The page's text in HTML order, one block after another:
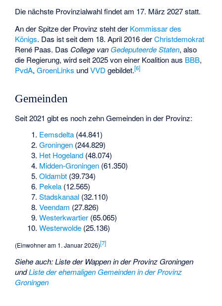
Die nächste Provinzialwahl findet am 17. März 2027 statt.
An der Spitze der Provinz steht der Kommissar des
Königs. Das ist seit dem 18. April 2016 derChristdemokrat
René Paas. Das College van Gedeputeerde Staten, also
die Regierung, wird seit 2025 von einer Koalition aus BBB,
PvdA,GroenLinks undVVD gebildet.[6]
Gemeinden
Seit 2021 gibt es noch zehn Gemeinden in der Provinz:
Eemsdelta (44.841)
Groningen (244.829)
Het Hogeland (48.074)
Midden-Groningen (61.350)
Oldambt (39.734)
Pekela (12.565)
Stadskanaal (32.110)
Veendam (27.826)
Westerkwartier (65.065)
Westerwolde (25.136)
(Einwohner am 1. Januar 2026)[7]
Siehe auch:Liste der Wappen in der Provinz Groningen
undListe der ehemaligen Gemeinden in der Provinz
Groningen